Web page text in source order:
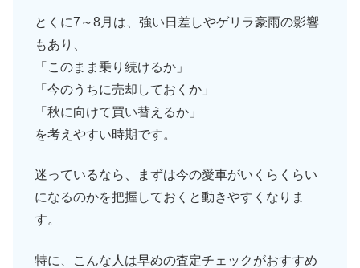
とくに7～8月は、強い日差しやゲリラ豪雨の影響
もあり、
「このまま乗り続けるか」
「今のうちに売却しておくか」
「秋に向けて買い替えるか」
を考えやすい時期です。
迷っているなら、まずは今の愛車がいくらくらい
になるのかを把握しておくと動きやすくなりま
す。
特に、こんな人は早めの査定チェックがおすすめ